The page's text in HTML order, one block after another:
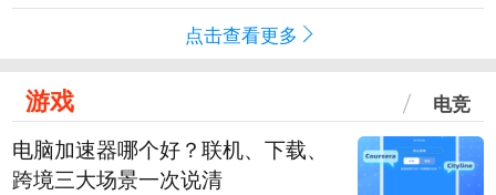
点击查看更多
游戏 电竞
电脑加速器哪个好？联机、下载、
跨境三大场景一次说清